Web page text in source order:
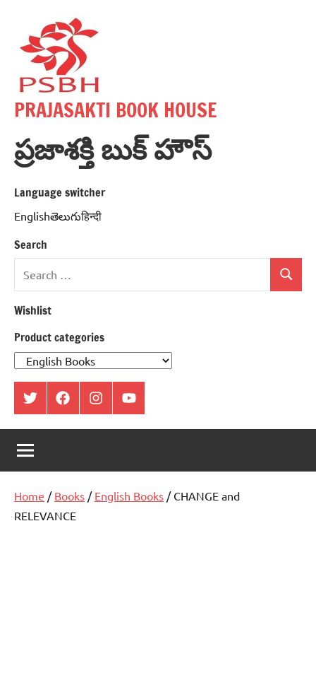
content
PRAJASAKTI BOOK HOUSE
ప్రజాశక్తి బుక్ హౌస్
Language switcher
Englishతెలుగుहिन्दी
Search
Search
for:
Search
Wishlist
Product categories
ట్విట్టర్
ఫేస్
బుక్
ఇంస్టాగ్రామ్యూట్యూబ్
Home / Books / English Books / CHANGE and
RELEVANCE